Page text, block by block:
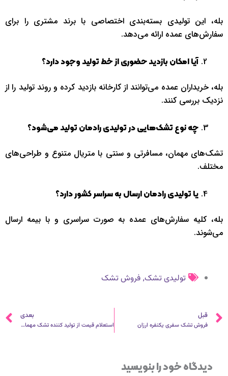
بله، این تولیدی بسته‌بندی اختصاصی با برند مشتری را برای
سفارش‌های عمده ارائه می‌دهد.
آیا امکان بازدید حضوری از خط تولید وجود دارد؟
بله، خریداران عمده می‌توانند از کارخانه بازدید کرده و روند تولید را از
نزدیک بررسی کنند.
چه نوع تشک‌هایی در تولیدی رادمان تولید می‌شود؟
تشک‌های مهمان، مسافرتی و سنتی با متریال متنوع و طراحی‌های
مختلف.
یا تولیدی رادمان ارسال به سراسر کشور دارد؟
بله، کلیه سفارش‌های عمده به صورت سراسری و با بیمه ارسال
می‌شوند.
تولیدی تشک, فروش تشک
قبلی
قبل
فروش تشک سفری یکنفره ارزان
بعدی
استعلام قیمت از تولید کننده تشک مهمان در اصفهان
دیدگاه‌ خود را بنویسید